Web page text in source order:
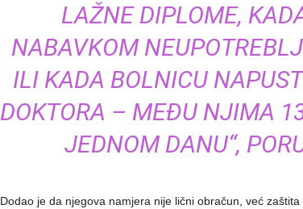
LAŽNE DIPLOME,
NABAVKOM
ILI KADA BOLNICU
DOKTORA – MEĐU NJIMA
JEDNOM DANU“,
Dodao je da njegova namjera nije lični obračun, već zaštita